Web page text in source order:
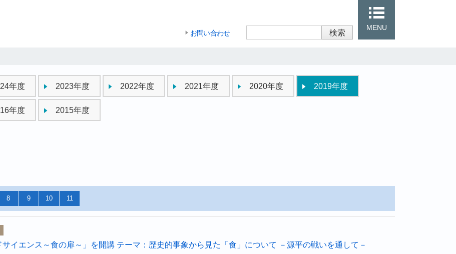
お問い合わせ 検索
MENU
年度 2023年度 2022年度 2021年度 2020年度 2019年度
年度 2015年度
8 9 10 11
イエンス～食の扉～」を開講 テーマ：歴史的事象から見た「食」について －源平の戦いを通して－